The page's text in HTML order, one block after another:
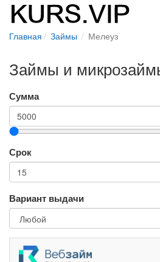
Главная Займы Мелеуз
Займы и
Сумма
Срок
Вариант выдачи